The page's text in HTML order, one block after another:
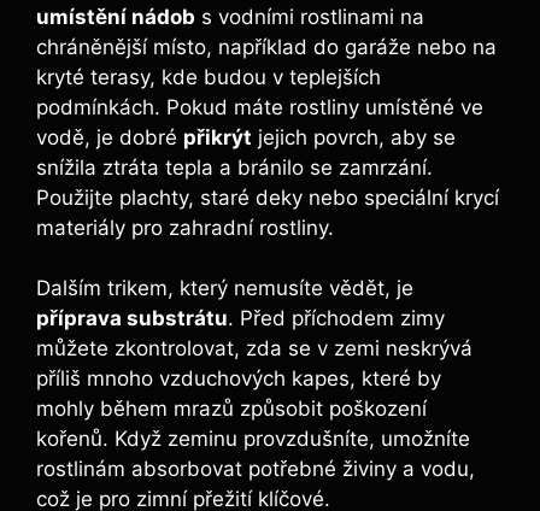
umístění nádob s vodními rostlinami na
chráněnější místo, například do garáže nebo na
kryté terasy, kde budou v teplejších
podmínkách. Pokud máte rostliny umístěné ve
vodě, je dobré přikrýt jejich povrch, aby se
snížila ztráta tepla a bránilo se zamrzání.
Použijte plachty, staré deky nebo speciální krycí
materiály pro zahradní rostliny.
Dalším trikem, který nemusíte vědět, je
příprava substrátu. Před příchodem zimy
můžete zkontrolovat, zda se v zemi neskrývá
příliš mnoho vzduchových kapes, které by
mohly během mrazů způsobit poškození
kořenů. Když zeminu provzdušníte, umožníte
rostlinám absorbovat potřebné živiny a vodu,
což je pro zimní přežití klíčové.